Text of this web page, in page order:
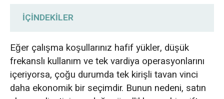
İÇINDEKILER
Tekerlek Yükündeki Gerçek Fark
Tek Kirişli Tavan Vinci Ne Zaman Daha
Akıllıca Bir Seçimdir?
Eğer çalışma koşullarınız hafif yükler, düşük
frekanslı kullanım ve tek vardiya operasyonlarını
içeriyorsa, çoğu durumda tek kirişli tavan vinci
daha ekonomik bir seçimdir. Bunun nedeni, satın